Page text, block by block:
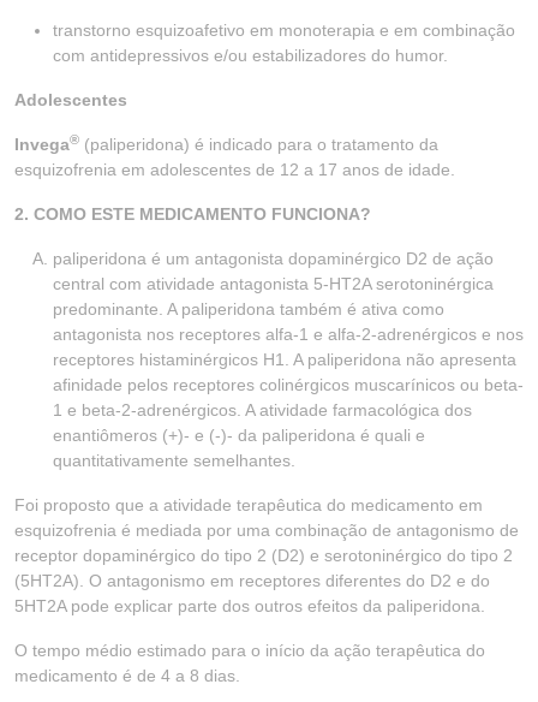
transtorno esquizoafetivo em monoterapia e em combinação
com antidepressivos e/ou estabilizadores do humor.
Adolescentes
Invega® (paliperidona) é indicado para o tratamento da
esquizofrenia em adolescentes de 12 a 17 anos de idade.
2. COMO ESTE MEDICAMENTO FUNCIONA?
paliperidona é um antagonista dopaminérgico D2 de ação
central com atividade antagonista 5-HT2A serotoninérgica
predominante. A paliperidona também é ativa como
antagonista nos receptores alfa-1 e alfa-2-adrenérgicos e nos
receptores histaminérgicos H1. A paliperidona não apresenta
afinidade pelos receptores colinérgicos muscarínicos ou beta-
1 e beta-2-adrenérgicos. A atividade farmacológica dos
enantiômeros (+)- e (-)- da paliperidona é quali e
quantitativamente semelhantes.
Foi proposto que a atividade terapêutica do medicamento em
esquizofrenia é mediada por uma combinação de antagonismo de
receptor dopaminérgico do tipo 2 (D2) e serotoninérgico do tipo 2
(5HT2A). O antagonismo em receptores diferentes do D2 e do
5HT2A pode explicar parte dos outros efeitos da paliperidona.
O tempo médio estimado para o início da ação terapêutica do
medicamento é de 4 a 8 dias.